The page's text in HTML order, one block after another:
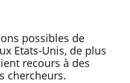
possibles de
Etats-Unis, de plus
recours à des
chercheurs.